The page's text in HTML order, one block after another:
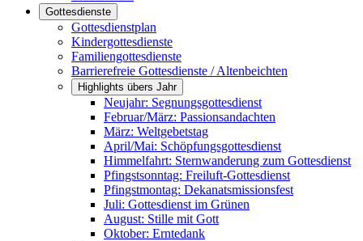
Gottesdienste
Gottesdienstplan
Kindergottesdienste
Familiengottesdienste
Barrierefreie Gottesdienste / Altenbeichten
Highlights übers Jahr
Neujahr: Segnungsgottesdienst
Februar/März: Passionsandachten
März: Weltgebetstag
April/Mai: Schöpfungsgottes­dienst
Himmelfahrt: Sternwanderung zum Gottesdienst
Pfingstsonntag: Freiluft-Gottesdienst
Pfingstmontag: Dekanatsmissionsfest
Juli: Gottesdienst im Grünen
August: Stille mit Gott
Oktober: Erntedank